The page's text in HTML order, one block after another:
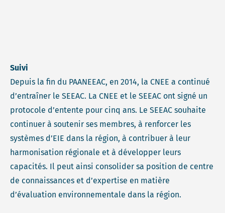
Suivi
Depuis la fin du PAANEEAC, en 2014, la CNEE a continué
d’entraîner le SEEAC. La CNEE et le SEEAC ont signé un
protocole d’entente pour cinq ans. Le SEEAC souhaite
continuer à soutenir ses membres, à renforcer les
systèmes d’EIE dans la région, à contribuer à leur
harmonisation régionale et à développer leurs
capacités. Il peut ainsi consolider sa position de centre
de connaissances et d’expertise en matière
d’évaluation environnementale dans la région.